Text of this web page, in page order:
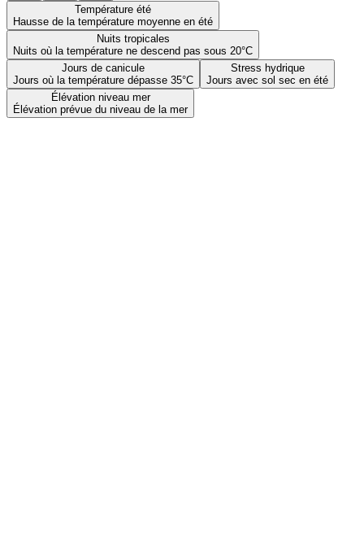
Température été
Hausse de la température moyenne en été
Nuits tropicales
Nuits où la température ne descend pas sous 20°C
Jours de canicule
Jours où la température dépasse 35°C
Stress hydrique
Jours avec sol sec en été
Élévation niveau mer
Élévation prévue du niveau de la mer